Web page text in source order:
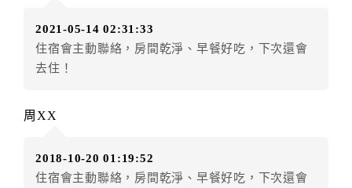
房者不得要求退其差額。（限原訂飯店）
五、取消訂單
◎住房日7天前辦理者，訂單費用扣除總計60%為手續費
費
◎住房日當日辦理者，訂單費用扣除總計100%為手續費
2021-05-14 02:31:33
住宿會主動聯絡，房間乾淨、早餐好吃，下次還會
去住！
周XX
2018-10-20 01:19:52
住宿會主動聯絡，房間乾淨、早餐好吃，下次還會